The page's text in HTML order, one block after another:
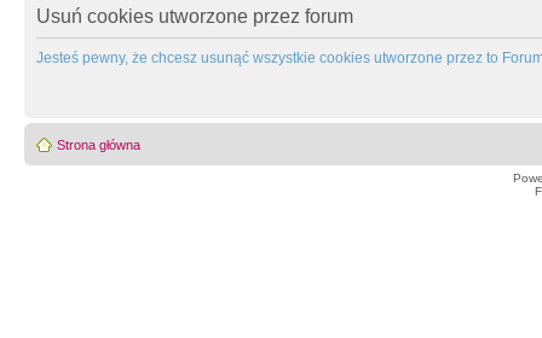
Usuń cookies utworzone przez forum
Jesteś pewny, że chcesz usunąć wszystkie cookies utworzone przez to
Strona główna